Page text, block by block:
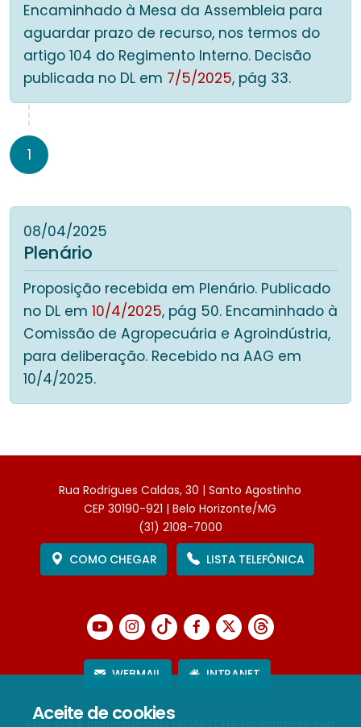
Aceite de cookies
Encaminhado à Mesa da Assembleia para
aguardar prazo de recurso, nos termos do
artigo 104 do Regimento Interno. Decisão
publicada no DL em 7/5/2025, pág 33.
1
08/04/2025
Plenário
Proposição recebida em Plenário. Publicado
no DL em 10/4/2025, pág 50. Encaminhado à
Comissão de Agropecuária e Agroindústria,
para deliberação. Recebido na AAG em
10/4/2025.
Rua Rodrigues Caldas, 30 | Santo Agostinho
CEP 30190-921 | Belo Horizonte/MG
(31) 2108-7000
COMO CHEGAR
LISTA TELEFÔNICA
WEBMAIL INTRANET